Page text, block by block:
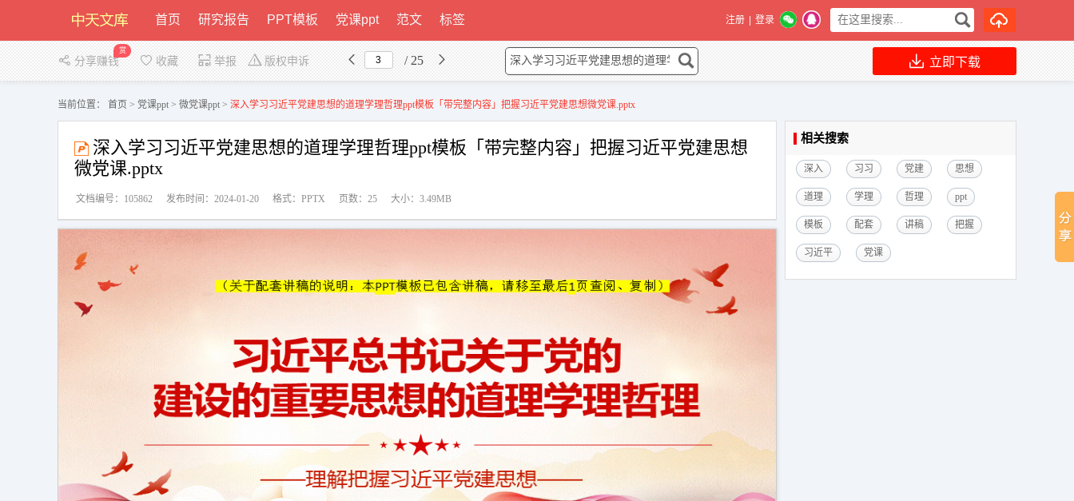
首页 研究报告 PPT模板 党课ppt 范文 标签 注册 登录
分享赚钱
赏
收藏 举报 版权申诉 / 25 立即下载
当前位置： 首页 > 党课ppt > 微党课ppt > 深入学习习近平党建思想的道理学理哲理ppt模板「带完整内容」把握习近平党建思想微党课.pptx
深入学习习近平党建思想的道理学理哲理ppt模板「带完整内容」把握习近平党建思想
微党课.pptx
文档编号：105862 发布时间：2024-01-20 格式：PPTX 页数：25 大小：3.49MB
相关搜索
深入 习习 党建 思想
道理 学理 哲理 ppt
模板 配套 讲稿 把握
习近平 党课